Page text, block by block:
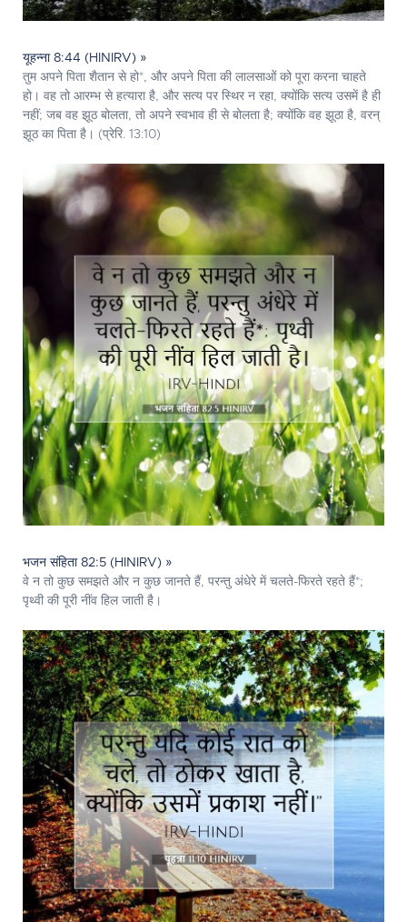
यूहन्ना 8:44 (HINIRV) »
तुम अपने पिता शैतान से हो*, और अपने पिता की लालसाओं को पूरा करना चाहते
हो। वह तो आरम्भ से हत्यारा है, और सत्य पर स्थिर न रहा, क्योंकि सत्य उसमें है ही
नहीं; जब वह झूठ बोलता, तो अपने स्वभाव ही से बोलता है; क्योंकि वह झूठा है, वरन्
झूठ का पिता है। (प्रेरि. 13:10)
भजन संहिता 82:5 (HINIRV) »
वे न तो कुछ समझते और न कुछ जानते हैं, परन्तु अंधेरे में चलते-फिरते रहते हैं*;
पृथ्वी की पूरी नींव हिल जाती है।